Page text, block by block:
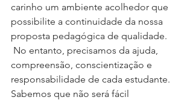
carinho um ambiente acolhedor que
possibilite a continuidade da nossa
proposta pedagógica de qualidade.
compreensão, conscientização e
responsabilidade de cada estudante.
Sabemos que não será fácil